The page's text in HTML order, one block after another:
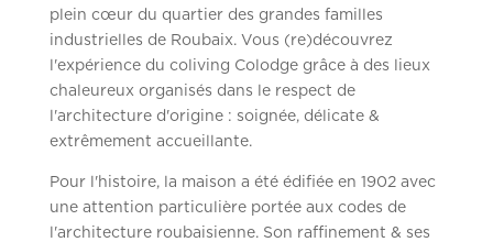
plein cœur du quartier des grandes familles
industrielles de Roubaix. Vous (re)découvrez
l'expérience du coliving Colodge grâce à des lieux
chaleureux organisés dans le respect de
l'architecture d'origine : soignée, délicate &
extrêmement accueillante.
Pour l'histoire, la maison a été édifiée en 1902 avec
une attention particulière portée aux codes de
l'architecture roubaisienne. Son raffinement & ses